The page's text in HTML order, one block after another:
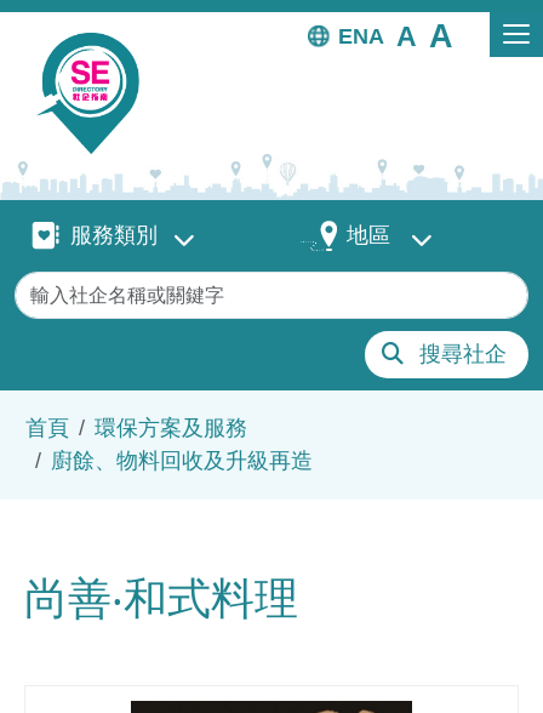
移至主內容
EN
服務類別服務類別 地區 地區
關鍵字
搜尋社企
首頁
環保方案及服務
廚餘、物料回收及升級再造
尚善‧和式料理